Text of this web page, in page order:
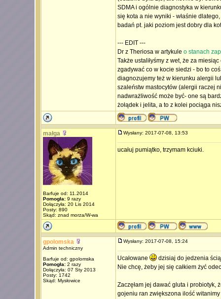
SDMA i ogólnie diagnostyka w
się kota a nie wyniki - właśnie
badań pt. jaki poziom jest dobry dla
--- EDIT ---
Dr z Theriosa w artykule o stanach
Także ustaliłyśmy z wet, że za
zgadywać co w kocie siedzi - bo to
diagnozujemy też w kierunku alergii
szaleństw mastocytów (alergii raczej
nadwrażliwość może być- one są
żołądek i jelita, a to z kolei pociąga
małga
Barfuje od: 11.2014
Pomogła:9 razy
Dołączyła: 20 Lis 2014
Posty: 890
Skąd: znad morza/W-wa
Wysłany: 2017-07-08, 13:53
ucałuj pumiątko, trzymam kciuki.
gpolomska
Admin techniczny
Barfuje od: gpolomska
Pomogła:2 razy
Dołączyła: 07 Sty 2013
Posty: 1742
Skąd: Mysłowice
Wysłany: 2017-07-08, 15:24
Ucałowane
dzisiaj do jedzenia
Nie chcę, żeby jej się całkiem żyć
Zaczęłam jej dawać gluta i probiotyk,
gojeniu ran zwiększona ilość